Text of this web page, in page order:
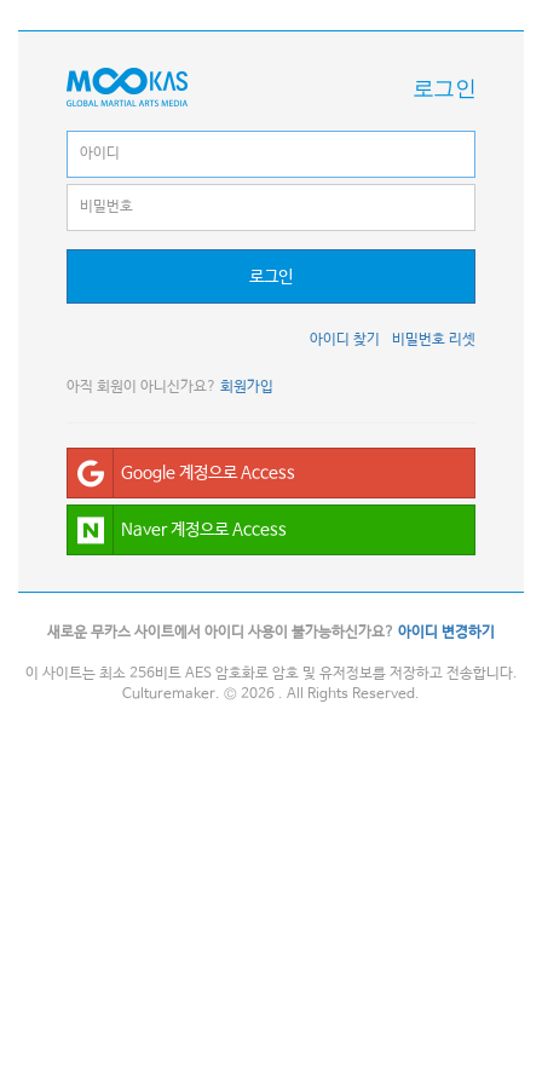
로그인
로그인
비밀번호 리셋
아이디 찾기
아직 회원이 아니신가요? 회원가입
Google 계정으로 Access
Naver 계정으로 Access
새로운 무카스 사이트에서 아이디 사용이 불가능하신가요? 아이디 변경하기
이 사이트는 최소 256비트 AES 암호화로 암호 및 유저정보를 저장하고 전송합니다.
Culturemaker. © 2026 . All Rights Reserved.